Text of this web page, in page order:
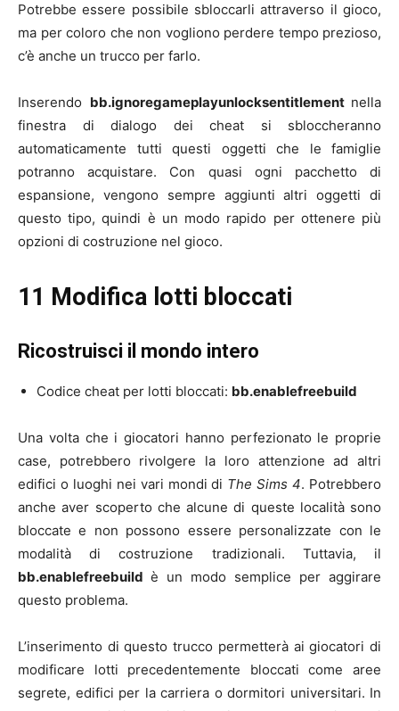
Potrebbe essere possibile sbloccarli attraverso il gioco,
ma per coloro che non vogliono perdere tempo prezioso,
c’è anche un trucco per farlo.
Inserendo bb.ignoregameplayunlocksentitlement nella
finestra di dialogo dei cheat si sbloccheranno
automaticamente tutti questi oggetti che le famiglie
potranno acquistare. Con quasi ogni pacchetto di
espansione, vengono sempre aggiunti altri oggetti di
questo tipo, quindi è un modo rapido per ottenere più
opzioni di costruzione nel gioco.
11 Modifica lotti bloccati
Ricostruisci il mondo intero
Codice cheat per lotti bloccati: bb.enablefreebuild
Una volta che i giocatori hanno perfezionato le proprie
case, potrebbero rivolgere la loro attenzione ad altri
edifici o luoghi nei vari mondi di The Sims 4. Potrebbero
anche aver scoperto che alcune di queste località sono
bloccate e non possono essere personalizzate con le
modalità di costruzione tradizionali. Tuttavia, il
bb.enablefreebuild è un modo semplice per aggirare
questo problema.
L’inserimento di questo trucco permetterà ai giocatori di
modificare lotti precedentemente bloccati come aree
segrete, edifici per la carriera o dormitori universitari. In